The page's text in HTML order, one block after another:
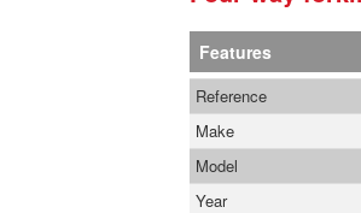
Features
Reference
Make
Model
Year